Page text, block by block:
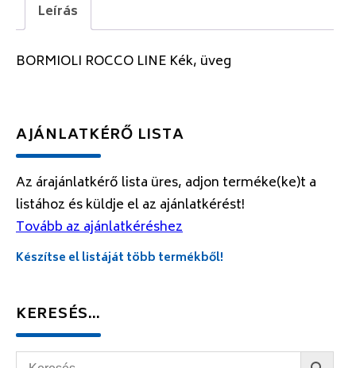
Leírás
BORMIOLI ROCCO LINE Kék, üveg
AJÁNLATKÉRŐ LISTA
Az árajánlatkérő lista üres, adjon terméke(ke)t a
listához és küldje el az ajánlatkérést!
Tovább az ajánlatkéréshez
Készítse el listáját több termékből!
KERESÉS…